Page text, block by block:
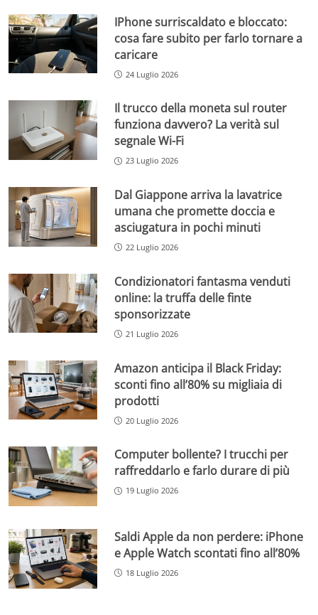
IPhone surriscaldato e bloccato:
cosa fare subito per farlo tornare a
caricare
24 Luglio 2026
Il trucco della moneta sul router
funziona davvero? La verità sul
segnale Wi-Fi
23 Luglio 2026
Dal Giappone arriva la lavatrice
umana che promette doccia e
asciugatura in pochi minuti
22 Luglio 2026
Condizionatori fantasma venduti
online: la truffa delle finte
sponsorizzate
21 Luglio 2026
Amazon anticipa il Black Friday:
sconti fino all’80% su migliaia di
prodotti
20 Luglio 2026
Computer bollente? I trucchi per
raffreddarlo e farlo durare di più
19 Luglio 2026
Saldi Apple da non perdere: iPhone
e Apple Watch scontati fino all’80%
18 Luglio 2026